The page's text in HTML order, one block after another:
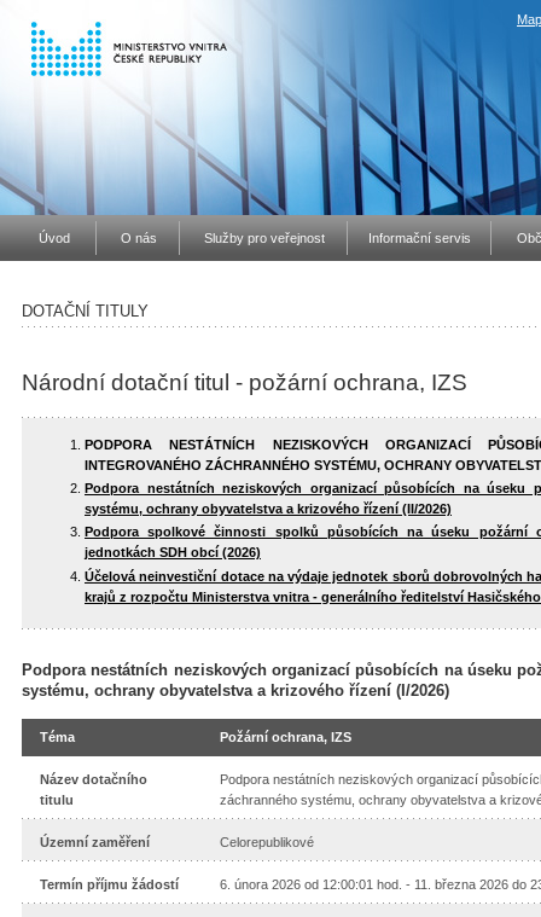
Úvod O nás Služby pro veřejnost Informační servis
DOTAČNÍ TITULY
Národní dotační titul - požární ochrana, IZS
PODPORA NESTÁTNÍCH NEZISKOVÝCH ORGANIZACÍ
INTEGROVANÉHO ZÁCHRANNÉHO SYSTÉMU, OCHRANY
Podpora nestátních neziskových organizací působících na úseku
systému, ochrany obyvatelstva a krizového řízení (II/2026)
Podpora spolkové činnosti spolků působících na úseku
jednotkách SDH obcí (2026)
Účelová neinvestiční dotace na výdaje jednotek sborů dobrovolných
krajů z rozpočtu Ministerstva vnitra - generálního ředitelství
Podpora nestátních neziskových organizací působících na úseku
systému, ochrany obyvatelstva a krizového řízení (I/2026)
Téma Požární ochrana, IZS
Název dotačního
titulu
Podpora nestátních neziskových organizací
záchranného systému, ochrany obyvatelstva a
Územní zaměření Celorepublikové
Termín příjmu žádostí 6. února 2026 od 12:00:01 hod. - 11. března 2026 do